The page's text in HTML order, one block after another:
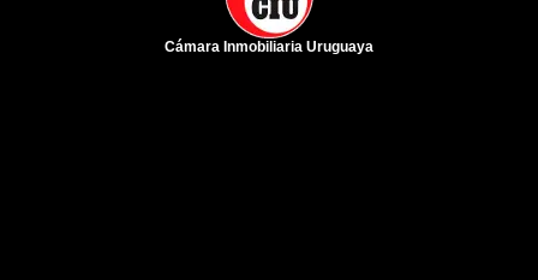
Cámara Inmobiliaria Uruguaya